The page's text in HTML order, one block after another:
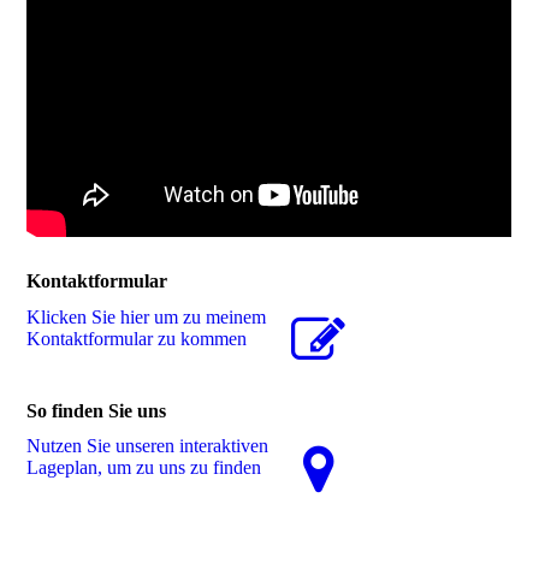
Kontaktformular
Klicken Sie hier um zu meinem
Kon­takt­for­mu­lar zu kommen
So finden Sie uns
Nutzen Sie unseren interaktiven
La­ge­plan, um zu uns zu finden